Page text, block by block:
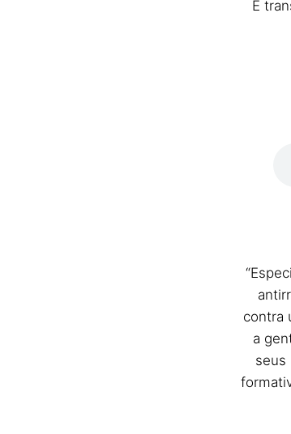
É
contra
a
seus